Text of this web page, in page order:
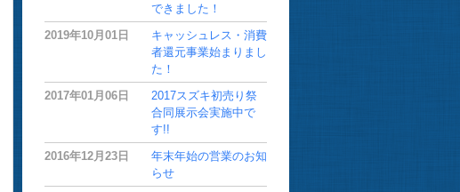
できました！
2019年10月01日
キャッシュレス・消費
者還元事業始まりまし
た！
2017年01月06日
2017スズキ初売り祭
合同展示会実施中で
す!!
2016年12月23日
年末年始の営業のお知
らせ